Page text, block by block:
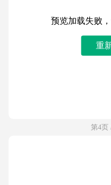
预览加载失败
重
第4页